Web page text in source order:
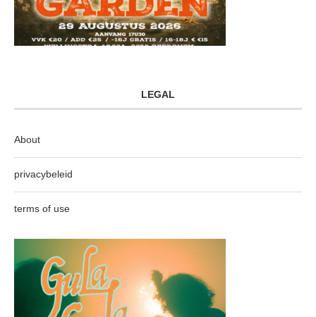
LEGAL
About
privacybeleid
terms of use